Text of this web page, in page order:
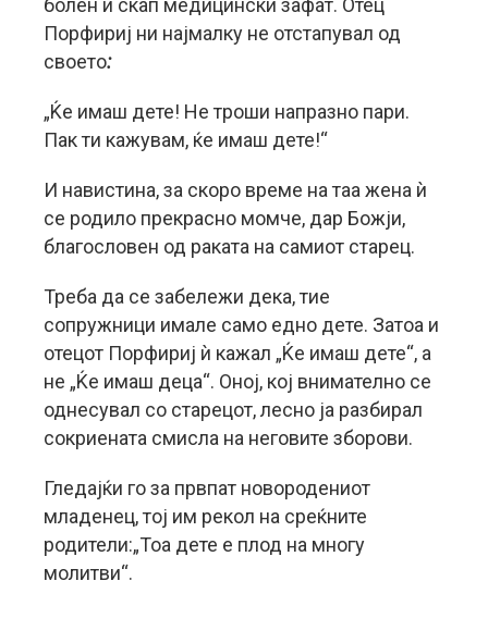
болен и скап медицински зафат. Отец
Порфириј ни најмалку не отстапувал од
своето:
„Ќе имаш дете! Не троши напразно пари.
Пак ти кажувам, ќе имаш дете!“
И навистина, за скоро време на таа жена ѝ
се родило прекрасно момче, дар Божји,
благословен од раката на самиот старец.
Треба да се забележи дека, тие
сопружници имале само едно дете. Затоа и
отецот Порфириј ѝ кажал „Ќе имаш дете“, а
не „Ќе имаш деца“. Оној, кој внимателно се
однесувал со старецот, лесно ја разбирал
сокриената смисла на неговите зборови.
Гледајќи го за првпат новородениот
младенец, тој им рекол на среќните
родители:„Тоа дете е плод на многу
молитви“.